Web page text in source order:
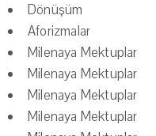
Dönüşüm
Aforizmalar
Milenaya Mektuplar
Milenaya Mektuplar
Milenaya Mektuplar
Milenaya Mektuplar